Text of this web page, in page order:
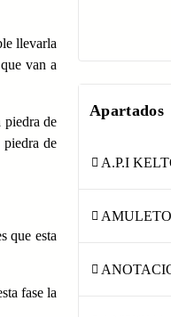
llevarla
van a
piedra de
piedra de
que esta
fase la
Apartados
A.P.I